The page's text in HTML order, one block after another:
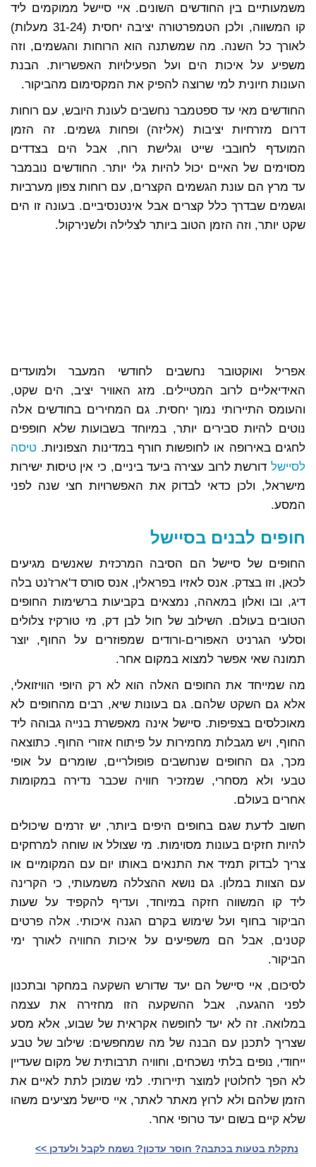
משמעותיים בין החודשים השונים. איי סיישל ממוקמים ליד
קו המשווה, ולכן הטמפרטורה יציבה יחסית (31-24 מעלות)
לאורך כל השנה. מה שמשתנה הוא הרוחות והגשמים, וזה
משפיע על איכות הים ועל הפעילויות האפשריות. הבנת
העונות חיונית למי שרוצה להפיק את המקסימום מהביקור.
החודשים מאי עד ספטמבר נחשבים לעונת היובש, עם רוחות
דרום מזרחיות יציבות (אליזה) ופחות גשמים. זה הזמן
המועדף לחובבי שייט וגלישת רוח, אבל הים בצדדים
מסוימים של האיים יכול להיות גלי יותר. החודשים נובמבר
עד מרץ הם עונת הגשמים הקצרים, עם רוחות צפון מערביות
וגשמים שבדרך כלל קצרים אבל אינטנסיביים. בעונה זו הים
שקט יותר, וזה הזמן הטוב ביותר לצלילה ולשנירקול.
אפריל ואוקטובר נחשבים לחודשי המעבר ולמועדים
האידיאליים לרוב המטיילים. מזג האוויר יציב, הים שקט,
והעומס התיירותי נמוך יחסית. גם המחירים בחודשים אלה
נוטים להיות סבירים יותר, במיוחד בשבועות שלא חופפים
לחגים באירופה או לחופשות חורף במדינות הצפוניות. טיסה
לסיישל דורשת לרוב עצירה ביעד ביניים, כי אין טיסות ישירות
מישראל, ולכן כדאי לבדוק את האפשרויות חצי שנה לפני
המסע.
חופים לבנים בסיישל
החופים של סיישל הם הסיבה המרכזית שאנשים מגיעים
לכאן, וזו בצדק. אנס לאזיו בפראלין, אנס סורס ד'ארז'נט בלה
דיג, ובו ואלון במאהה, נמצאים בקביעות ברשימות החופים
הטובים בעולם. השילוב של חול לבן דק, מי טורקיז צלולים
וסלעי הגרניט האפורים-ורודים שמפוזרים על החוף, יוצר
תמונה שאי אפשר למצוא במקום אחר.
מה שמייחד את החופים האלה הוא לא רק היופי הוויזואלי,
אלא גם השקט שלהם. גם בעונות שיא, רבים מהחופים לא
מאוכלסים בצפיפות. סיישל אינה מאפשרת בנייה גבוהה ליד
החוף, ויש מגבלות מחמירות על פיתוח אזורי החוף. כתוצאה
מכך, גם החופים שנחשבים פופולריים, שומרים על אופי
טבעי ולא מסחרי, שמזכיר חוויה שכבר נדירה במקומות
אחרים בעולם.
חשוב לדעת שגם בחופים היפים ביותר, יש זרמים שיכולים
להיות חזקים בעונות מסוימות. מי שצולל או שוחה למרחקים
צריך לבדוק תמיד את התנאים באותו יום עם המקומיים או
עם הצוות במלון. גם נושא ההצללה משמעותי, כי הקרינה
ליד קו המשווה חזקה במיוחד, ועדיף להקפיד על שעות
הביקור בחוף ועל שימוש בקרם הגנה איכותי. אלה פרטים
קטנים, אבל הם משפיעים על איכות החוויה לאורך ימי
הביקור.
לסיכום, איי סיישל הם יעד שדורש השקעה במחקר ובתכנון
לפני ההגעה, אבל ההשקעה הזו מחזירה את עצמה
במלואה. זה לא יעד לחופשה אקראית של שבוע, אלא מסע
שצריך לתכנן עם הבנה של מה שמחפשים: שילוב של טבע
ייחודי, נופים בלתי נשכחים, וחוויה תרבותית של מקום שעדיין
לא הפך לחלוטין למוצר תיירותי. למי שמוכן לתת לאיים את
הזמן שלהם ולא לרוץ מאתר לאתר, איי סיישל מציעים משהו
שלא קיים בשום יעד טרופי אחר.
נתקלת בטעות בכתבה? חוסר עדכון? נשמח לקבל ולעדכן >>‎